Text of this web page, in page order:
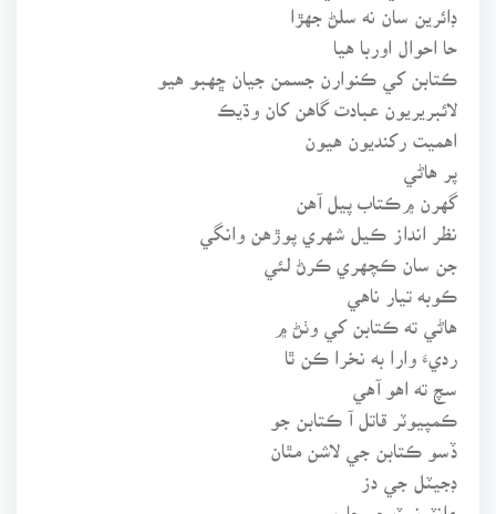
ڊائرين سان نه سلڻ جهڙا
حا احوال اوربا هيا
ڪتابن کي ڪنوارن جسمن جيان ڇهبو هيو
لائبريريون عبادت گاهن کان وڌيڪ
اهميت رکنديون هيون
پر هاڻي
گهرن ۾ڪتاب پيل آهن
نظر انداز ڪيل شهري پوڙهن وانگي
جن سان ڪچهري ڪرڻ لئي
ڪوبه تيار ناهي
هاڻي ته ڪتابن کي وٺڻ ۾
رديءَ وارا به نخرا ڪن ٿا
سچ ته اهو آهي
ڪمپيوٽر قاتل آ ڪتابن جو
ڏسو ڪتابن جي لاشن مٿان
ڊجيٽل جي دز
۽انٽرنيٽ جو ڄارو